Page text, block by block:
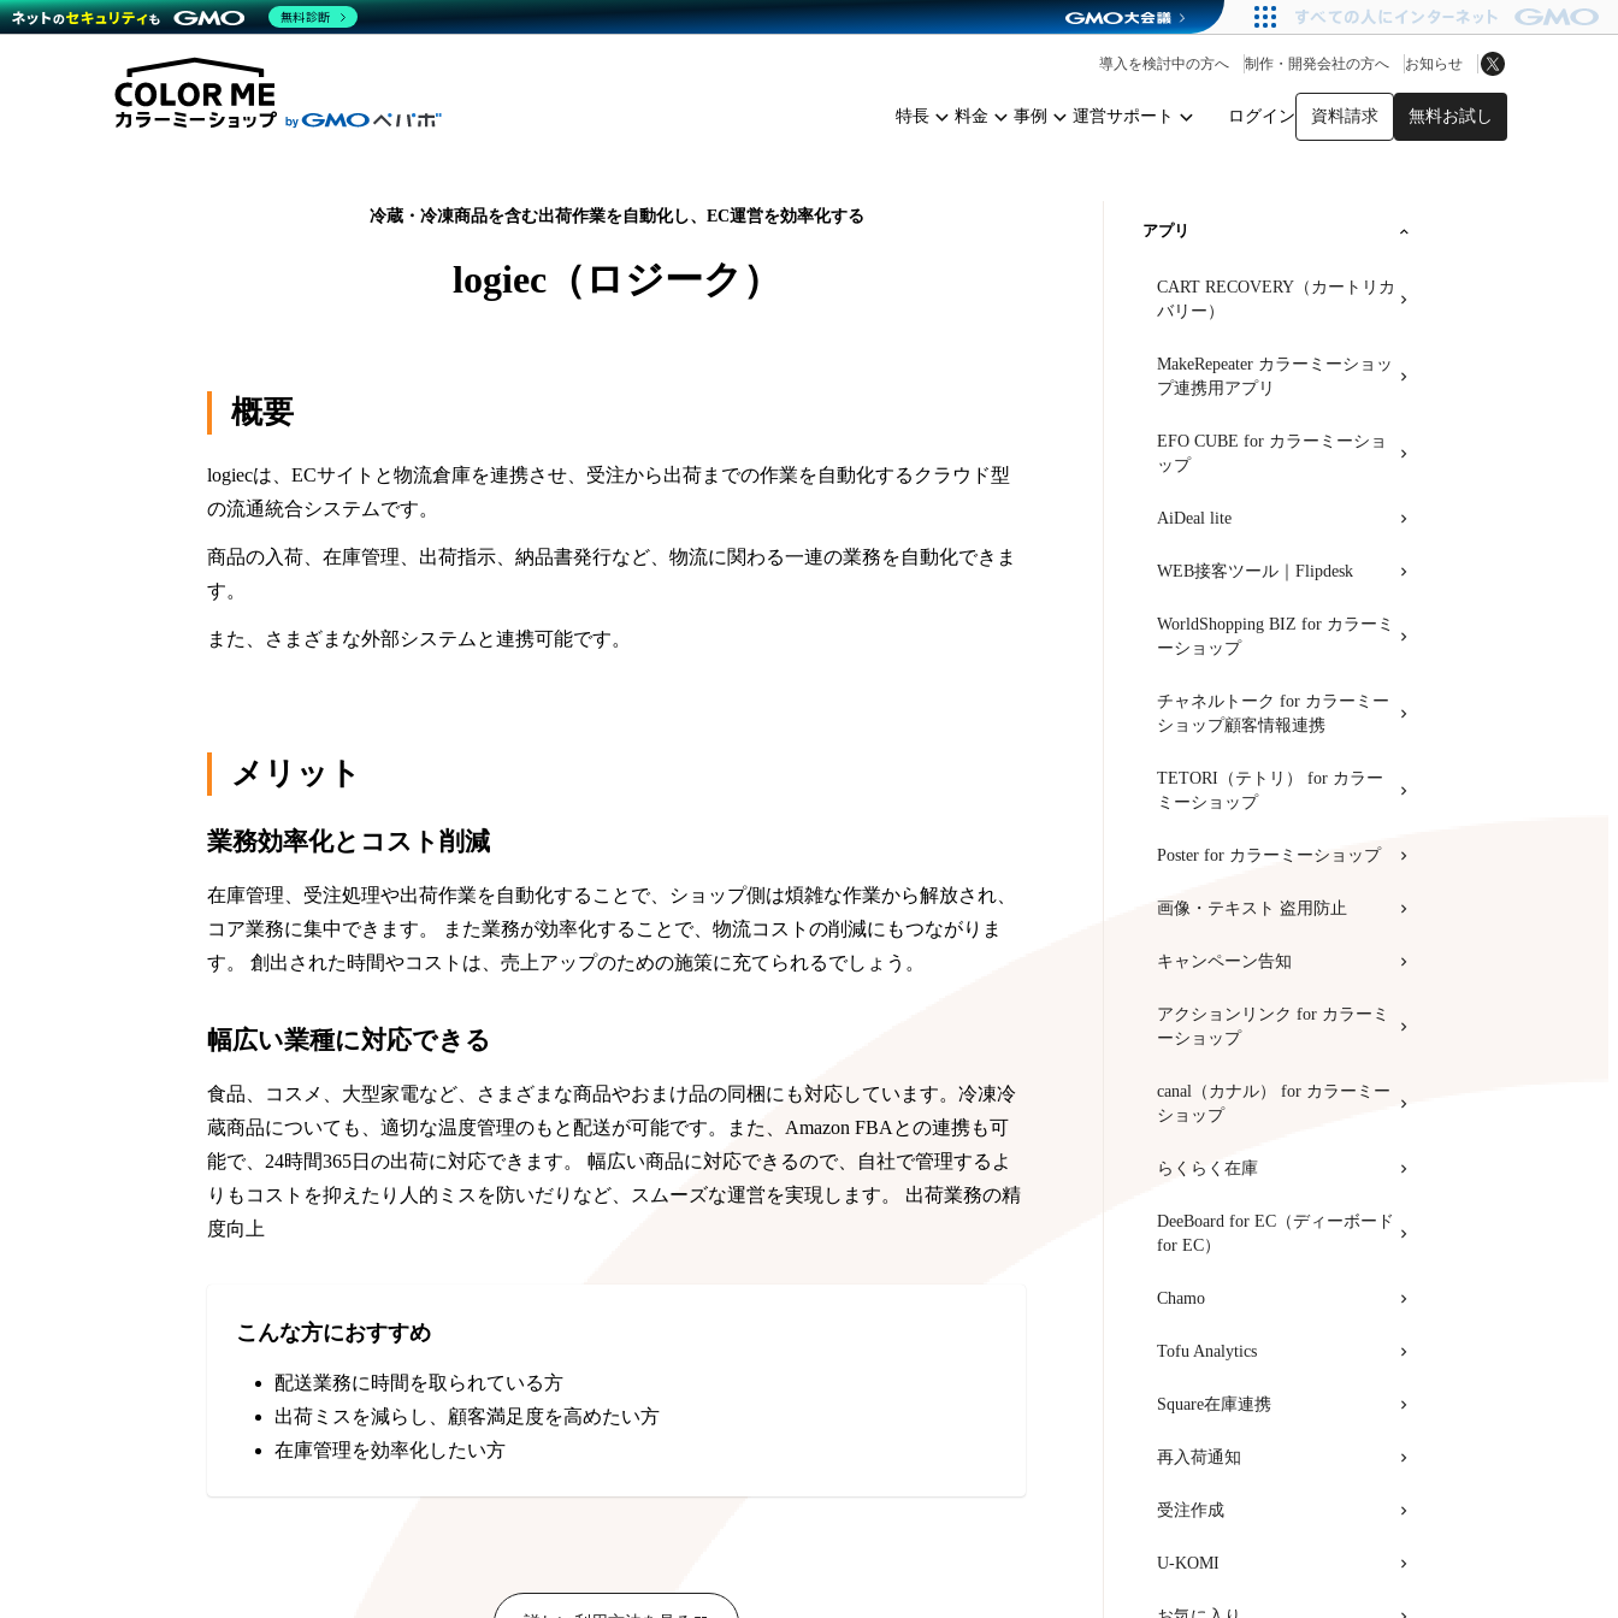
特長 料金 事例 運営サポート ログイン 資料請求 無料お試し
導入を検討中の方へ 制作・開発会社の方へ お知らせ
商材一覧を見る
機能一覧を見る
WordPress導入
売上につながる集客
顧客ロイヤリティを向上
雑貨販売 アプリストア
料金
プラン・料金一覧を見る
料金シミュレーション
事例
雑貨
運営サポート
サポート一覧を見る
コミュニティイベントCarty
YouTubeチャンネル
冷蔵・冷凍商品を含む出荷作業を自動化し、EC運営を効率化する
logiec（ロジーク）
概要
logiecは、ECサイトと物流倉庫を連携させ、受注から出荷までの作業を自動化するクラウド型
の流通統合システムです。
商品の入荷、在庫管理、出荷指示、納品書発行など、物流に関わる一連の業務を自動化できま
す。
また、さまざまな外部システムと連携可能です。
メリット
業務効率化とコスト削減
在庫管理、受注処理や出荷作業を自動化することで、ショップ側は煩雑な作業から解放され、
コア業務に集中できます。 また業務が効率化することで、物流コストの削減にもつながりま
す。 創出された時間やコストは、売上アップのための施策に充てられるでしょう。
幅広い業種に対応できる
食品、コスメ、大型家電など、さまざまな商品やおまけ品の同梱にも対応しています。冷凍冷
蔵商品についても、適切な温度管理のもと配送が可能です。また、Amazon FBAとの連携も可
能で、24時間365日の出荷に対応できます。 幅広い商品に対応できるので、自社で管理するよ
りもコストを抑えたり人的ミスを防いだりなど、スムーズな運営を実現します。 出荷業務の精
度向上
こんな方におすすめ
配送業務に時間を取られている方
出荷ミスを減らし、顧客満足度を高めたい方
在庫管理を効率化したい方
アプリ
CART RECOVERY（カートリカ
バリー）
MakeRepeater カラーミーショッ
プ連携用アプリ
EFO CUBE for カラーミーショ
ップ
AiDeal lite
WEB接客ツール｜Flipdesk
WorldShopping BIZ for カラーミ
ーショップ
チャネルトーク for カラーミー
ショップ顧客情報連携
TETORI（テトリ） for カラー
ミーショップ
Poster for カラーミーショップ
画像・テキスト 盗用防止
キャンペーン告知
アクションリンク for カラーミ
ーショップ
canal（カナル） for カラーミー
ショップ
らくらく在庫
DeeBoard for EC（ディーボード
for EC）
Chamo
Tofu Analytics
Square在庫連携
再入荷通知
受注作成
U-KOMI
無料診断